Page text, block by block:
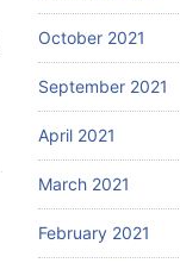
October 2021
September 2021
April 2021
March 2021
February 2021